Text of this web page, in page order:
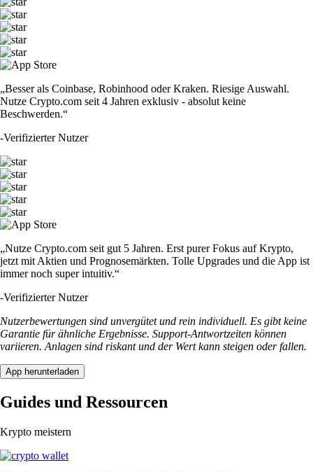
„Besser als Coinbase, Robinhood oder Kraken. Riesige Auswahl.
Nutze Crypto.com seit 4 Jahren exklusiv - absolut keine
Beschwerden.“
-Verifizierter Nutzer
„Nutze Crypto.com seit gut 5 Jahren. Erst purer Fokus auf Krypto,
jetzt mit Aktien und Prognosemärkten. Tolle Upgrades und die App ist
immer noch super intuitiv.“
-Verifizierter Nutzer
Nutzerbewertungen sind unvergütet und rein individuell. Es gibt keine
Garantie für ähnliche Ergebnisse. Support-Antwortzeiten können
variieren. Anlagen sind riskant und der Wert kann steigen oder fallen.
App herunterladen
Guides und Ressourcen
Krypto meistern